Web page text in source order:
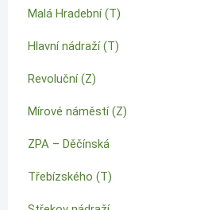
Malá Hradební (T)
Hlavní nádraží (T)
Revoluční (Z)
Mírové náměstí (Z)
ZPA – Děčínská
Třebízského (T)